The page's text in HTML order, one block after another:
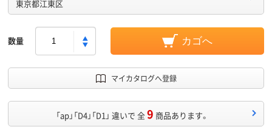
東京都江東区
数量 カゴへ
マイカタログへ登録
「ap」「D4」「D1」 違いで 全9 商品あります。